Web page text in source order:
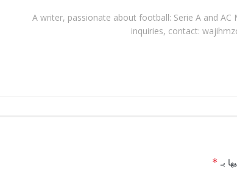
A writer, passionate about football: Serie A and AC
inquiries, contact:
بـ *